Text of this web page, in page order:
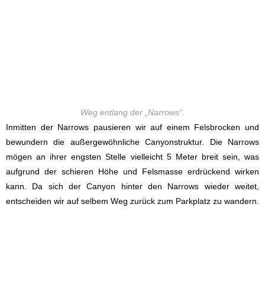
Weg entlang der „Narrows“.
Inmitten der Narrows pausieren wir auf einem Felsbrocken und
bewundern die außergewöhnliche Canyonstruktur. Die Narrows
mögen an ihrer engsten Stelle vielleicht 5 Meter breit sein, was
aufgrund der schieren Höhe und Felsmasse erdrückend wirken
kann. Da sich der Canyon hinter den Narrows wieder weitet,
entscheiden wir auf selbem Weg zurück zum Parkplatz zu wandern.